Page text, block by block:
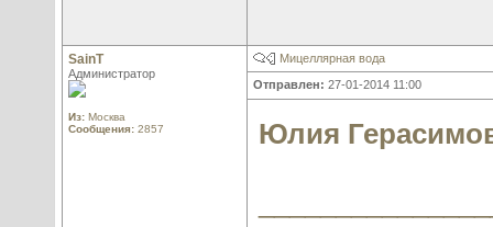
SainT
Администратор
Из: Москва
Сообщения: 2857
Мицеллярная вода
Отправлен: 27-01-2014 11:00
Юлия